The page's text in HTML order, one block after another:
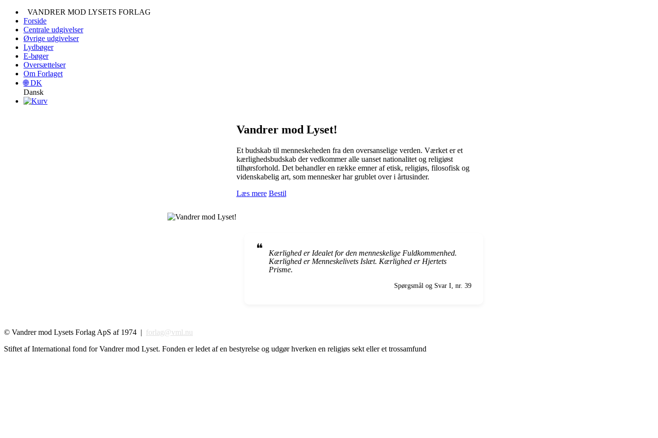
VANDRER MOD LYSETS FORLAG
Forside
Centrale udgivelser
Øvrige udgivelser
Lydbøger
E-bøger
Oversættelser
Om Forlaget
🌐 DK
Dansk
Vandrer mod Lyset!
Et budskab til menneskeheden fra den oversanselige verden. Værket er et
kærlighedsbudskab der vedkommer alle uanset nationalitet og religiøst
tilhørsforhold. Det behandler en række emner af etisk, religiøs, filosofisk og
videnskabelig art, som mennesker har grublet over i årtusinder.
Læs mere Bestil
❝
Kærlighed er Idealet for den menneskelige Fuldkommenhed.
Kærlighed er Menneskelivets Islæt. Kærlighed er Hjertets
Prisme.
Spørgsmål og Svar I, nr. 39
© Vandrer mod Lysets Forlag ApS af 1974 | forlag@vml.nu
Stiftet af International fond for Vandrer mod Lyset. Fonden er ledet af en bestyrelse og udgør hverken en religiøs sekt eller et trossamfund